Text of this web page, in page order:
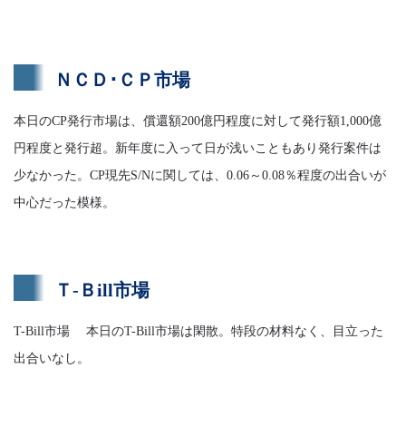
ＮＣＤ･ＣＰ市場
本日のCP発行市場は、償還額200億円程度に対して発行額1,000億
円程度と発行超。新年度に入って日が浅いこともあり発行案件は
少なかった。CP現先S/Nに関しては、0.06～0.08％程度の出合いが
中心だった模様。
Ｔ-Ｂill市場
T-Bill市場 本日のT-Bill市場は閑散。特段の材料なく、目立った
出合いなし。